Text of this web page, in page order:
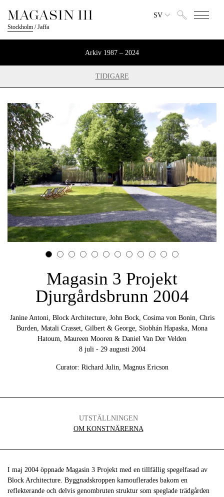
Stockholm /Jaffa
SV
Arkiv 1987 – 2024
TIDIGARE
Magasin 3 Projekt
Djurgårdsbrunn 2004
Janine Antoni, Block Architecture, John Bock, Cosima von Bonin, Chris
Burden, Matali Crasset, Gilbert & George, Siobhán Hapaska, Mona
Hatoum, Maureen Mooren & Daniel Van Der Velden
8 juli - 29 augusti 2004
Curator: Richard Julin, Magnus Ericson
UTSTÄLLNINGEN
OM KONSTNÄRERNA
I maj 2004 öppnade Magasin 3 Projekt med en tillfällig spegelfasad av
Block Architecture. Byggnadskroppen kamouflerades bakom en
reflekterande och delvis genombruten struktur som speglade trädgården